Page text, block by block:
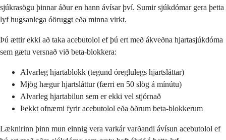
sjúkrasögu þinnar áður en hann ávísar því. Sumir sjúkdómar gera þetta
lyf hugsanlega óöruggt eða minna virkt.
Þú ættir ekki að taka acebutolol ef þú ert með ákveðna hjartasjúkdóma
sem gætu versnað við beta-blokkera:
Alvarleg hjartablokk (tegund óreglulegs hjartsláttar)
Mjög hægur hjartsláttur (færri en 50 slög á mínútu)
Alvarleg hjartabilun sem er ekki vel stjórnað
Þekkt ofnæmi fyrir acebutolol eða öðrum beta-blokkerum
Læknirinn þinn mun einnig vera varkár varðandi ávísun acebutolol ef